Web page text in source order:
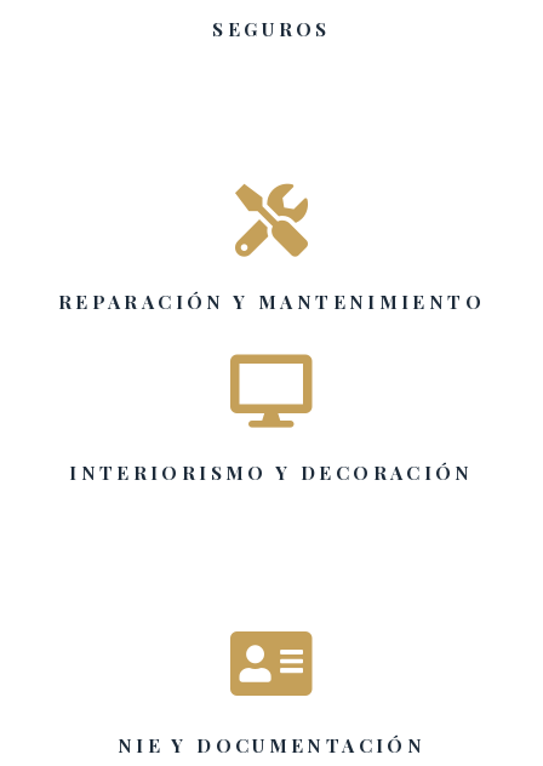
SEGUROS

REPARACIÓN Y MANTENIMIENTO

INTERIORISMO Y DECORACIÓN

NIE Y DOCUMENTACIÓN